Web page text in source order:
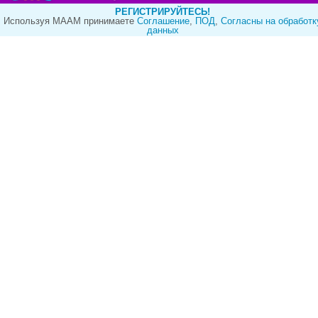
РЕГИСТРИРУЙТЕСЬ!
Используя МААМ принимаете Cоглашение, ПОД, Согласны на
данных